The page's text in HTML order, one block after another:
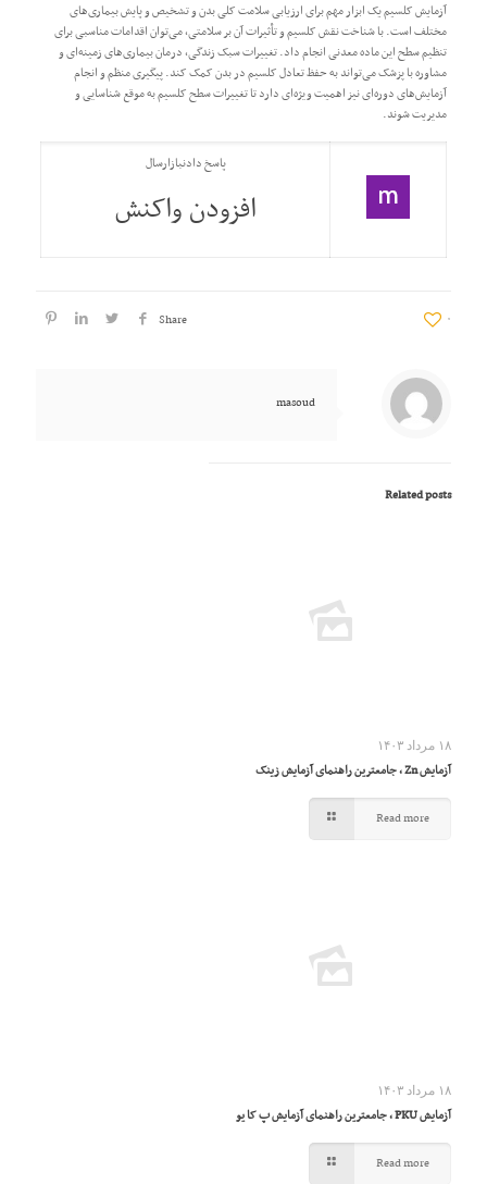
آزمایش کلسیم یک ابزار مهم برای ارزیابی سلامت کلی بدن و تشخیص و پایش بیماری‌های
مختلف است. با شناخت نقش کلسیم و تأثیرات آن بر سلامتی، می‌توان اقدامات مناسبی برای
تنظیم سطح این ماده معدنی انجام داد. تغییرات سبک زندگی، درمان بیماری‌های زمینه‌ای و
مشاوره با پزشک می‌تواند به حفظ تعادل کلسیم در بدن کمک کند. پیگیری منظم و انجام
آزمایش‌های دوره‌ای نیز اهمیت ویژه‌ای دارد تا تغییرات سطح کلسیم به موقع شناسایی و
مدیریت شوند.
پاسخ دادنبازارسال
افزودن واکنش
Share ۰
masoud
Related posts
۱۸ مرداد ۱۴۰۳
آزمایش Zn ، جامعترین راهنمای آزمایش زینک
Read more
۱۸ مرداد ۱۴۰۳
آزمایش PKU ، جامعترین راهنمای آزمایش پ کا یو
Read more